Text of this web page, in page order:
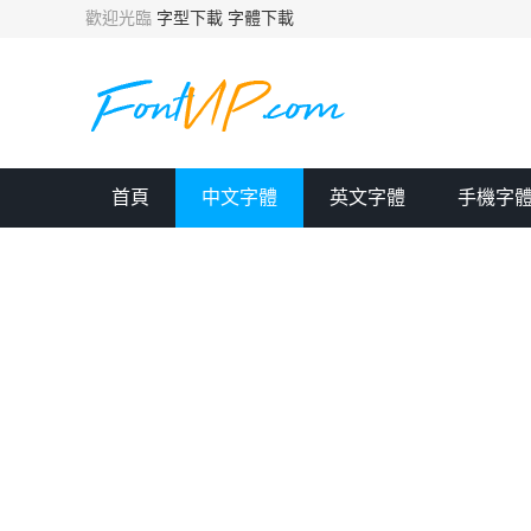
歡迎光臨 字型下載 字體下載
首頁 中文字體 英文字體 手機字